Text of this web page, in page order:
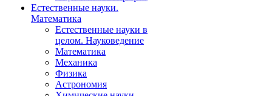
Естественные науки.
Математика
Естественные науки в
целом. Науковедение
Математика
Механика
Физика
Астрономия